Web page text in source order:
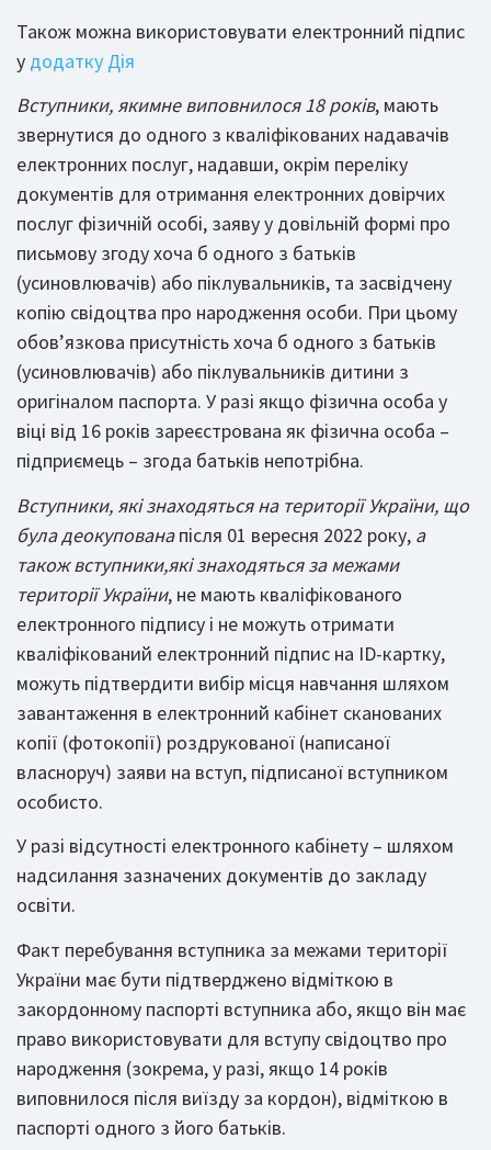
Також можна використовувати електронний підпис
у додатку Дія
Вступники, якимне виповнилося 18 років, мають
звернутися до одного з кваліфікованих надавачів
електронних послуг, надавши, окрім переліку
документів для отримання електронних довірчих
послуг фізичній особі, заяву у довільній формі про
письмову згоду хоча б одного з батьків
(усиновлювачів) або піклувальників, та засвідчену
копію свідоцтва про народження особи. При цьому
обов’язкова присутність хоча б одного з батьків
(усиновлювачів) або піклувальників дитини з
оригіналом паспорта. У разі якщо фізична особа у
віці від 16 років зареєстрована як фізична особа –
підприємець – згода батьків непотрібна.
Вступники, які знаходяться на території України, що
була деокупованапісля 01 вересня 2022 року, а
також вступники,які знаходяться за межами
території України, не мають кваліфікованого
електронного підпису і не можуть отримати
кваліфікований електронний підпис на ID-картку,
можуть підтвердити вибір місця навчання шляхом
завантаження в електронний кабінет сканованих
копії (фотокопії) роздрукованої (написаної
власноруч) заяви на вступ, підписаної вступником
особисто.
У разі відсутності електронного кабінету – шляхом
надсилання зазначених документів до закладу
освіти.
Факт перебування вступника за межами території
України має бути підтверджено відміткою в
закордонному паспорті вступника або, якщо він має
право використовувати для вступу свідоцтво про
народження (зокрема, у разі, якщо 14 років
виповнилося після виїзду за кордон), відміткою в
паспорті одного з його батьків.